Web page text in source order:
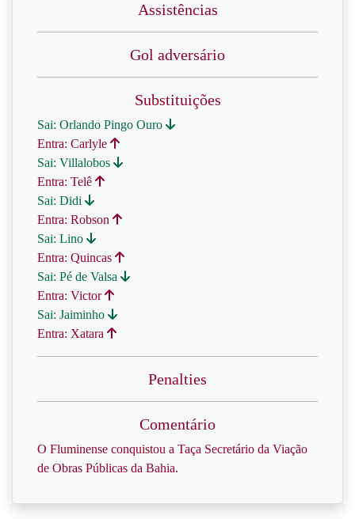
Assistências
Gol adversário
Substituições
Sai: Orlando Pingo Ouro
Entra: Carlyle
Sai: Villalobos
Entra: Telê
Sai: Didi
Entra: Robson
Sai: Lino
Entra: Quincas
Sai: Pé de Valsa
Entra: Victor
Sai: Jaiminho
Entra: Xatara
Penalties
Comentário
O Fluminense conquistou a Taça Secretário da Viação
de Obras Públicas da Bahia.